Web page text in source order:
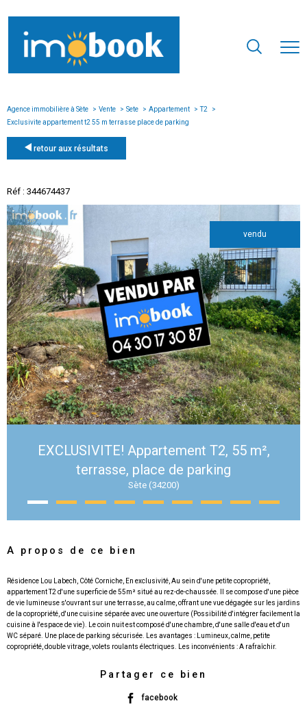
Agence immobilière à Sète Vente Sete Appartement
T2
Exclusivite appartement t2 55 m terrasse place de parking
retour aux résultats
Réf : 344674437
vendu
EXCLUSIVITE! Appartement T2, 55 m²,
terrasse, place de parking
Sète (34200)
A propos de ce bien
Résidence Lou Labech, Côté Corniche, En exclusivité, Au sein d'une petite copropriété,
appartement T2 d'une superficie de 55m² situé au rez-de-chaussée. Il se compose d'une pièce
de vie lumineuse s'ouvrant sur une terrasse, au calme, offrant une vue dégagée sur les jardins
de la copropriété, d'une cuisine séparée avec une ouverture (Possibilité d'intégrer facilement la
cuisine à l'espace de vie). Le coin nuit est composé d'une chambre, d'une salle d'eau et d'un
WC séparé. Une place de parking sécurisée. Les avantages : Lumineux, calme, petite
Partager ce bien
facebook